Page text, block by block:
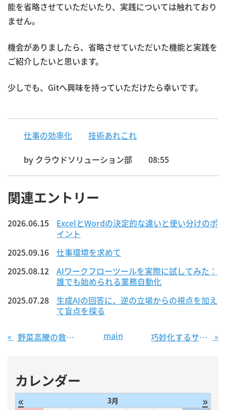
能を省略させていただいたり、実践については触れており
ません。
機会がありましたら、省略させていただいた機能と実践を
ご紹介したいと思います。
少しでも、Gitへ興味を持っていただけたら幸いです。
仕事の効率化
技術あれこれ
by クラウドソリューション部 08:55
関連エントリー
2026.06.15
ExcelとWordの決定的な違いと使い分けのポ
イント
2025.09.16
仕事環境を求めて
2025.08.12
AIワークフローツールを実際に試してみた：
誰でも始められる業務自動化
2025.07.28
生成AIの回答に、逆の立場からの視点を加え
て盲点を探る
« 野菜高騰の救世主！優しいお野菜屋さん main 巧妙化するサイバー攻撃に要注意【第９回 情報セキュリティブログ】 »
カレンダー
« 3月 »